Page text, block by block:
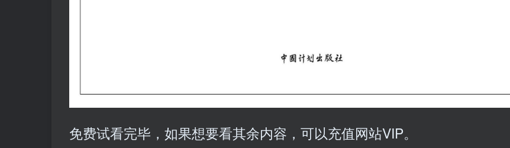
免费试看完毕，如果想要看其余内容，可以充值网站VIP。